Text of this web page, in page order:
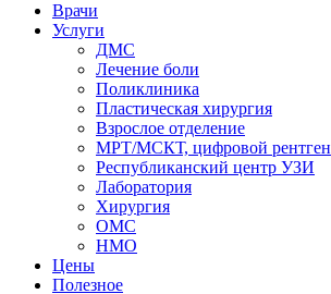
Врачи
Услуги
ДМС
Лечение боли
Поликлиника
Пластическая хирургия
Взрослое отделение
МРТ/МСКТ, цифровой рентген
Республиканский центр УЗИ
Лаборатория
Хирургия
ОМС
НМО
Цены
Полезное